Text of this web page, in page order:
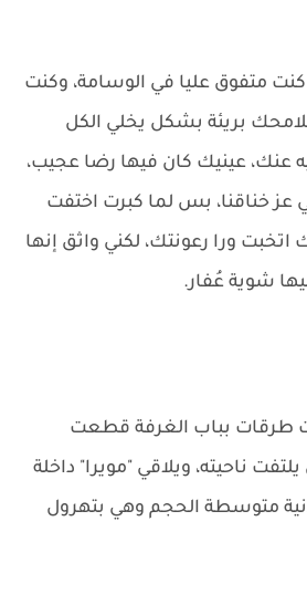
متفوق عليا في الوسامة، وكنت
بريئة بشكل يخلي الكل
عنك، عينيك كان فيها رضا عجيب،
خناقنا، بس لما كبرت اختفت
اتخبت ورا رعونتك، لكني واثق إنها
شوية عُفار.
طرقات بباب الغرفة قطعت
ناحيته، ويلاقي "مويرا" داخلة
متوسطة الحجم وهي بتهرول